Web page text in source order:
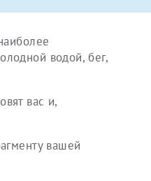
водой, бег,
вас и,
вашей